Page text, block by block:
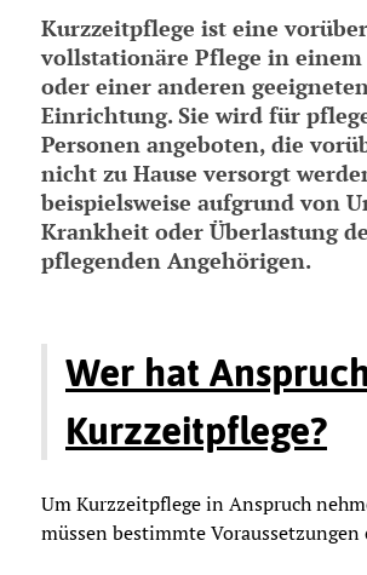
Kurzzeitpflege ist eine
vollstationäre Pflege in
oder einer anderen geeigneten
Einrichtung. Sie wird für
Personen angeboten, die
nicht zu Hause versorgt
beispielsweise aufgrund von
Krankheit oder Überlastung
pflegenden Angehörigen.
Wer hat
Kurzzeitpflege?
Um Kurzzeitpflege in Anspruch
müssen bestimmte